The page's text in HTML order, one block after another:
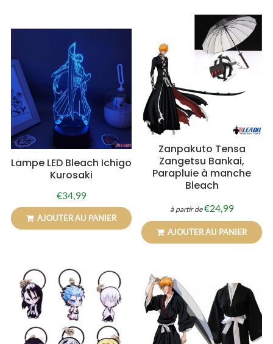
Lampe LED Bleach Ichigo
Kurosaki
Prix
régulier
€34,99€34,99
AJOUTER AU PANIER
Zanpakuto Tensa
Zangetsu Bankai,
Parapluie à manche
Bleach
à partir dePrix
régulier
€24,99€24,99
AJOUTER AU PANIER